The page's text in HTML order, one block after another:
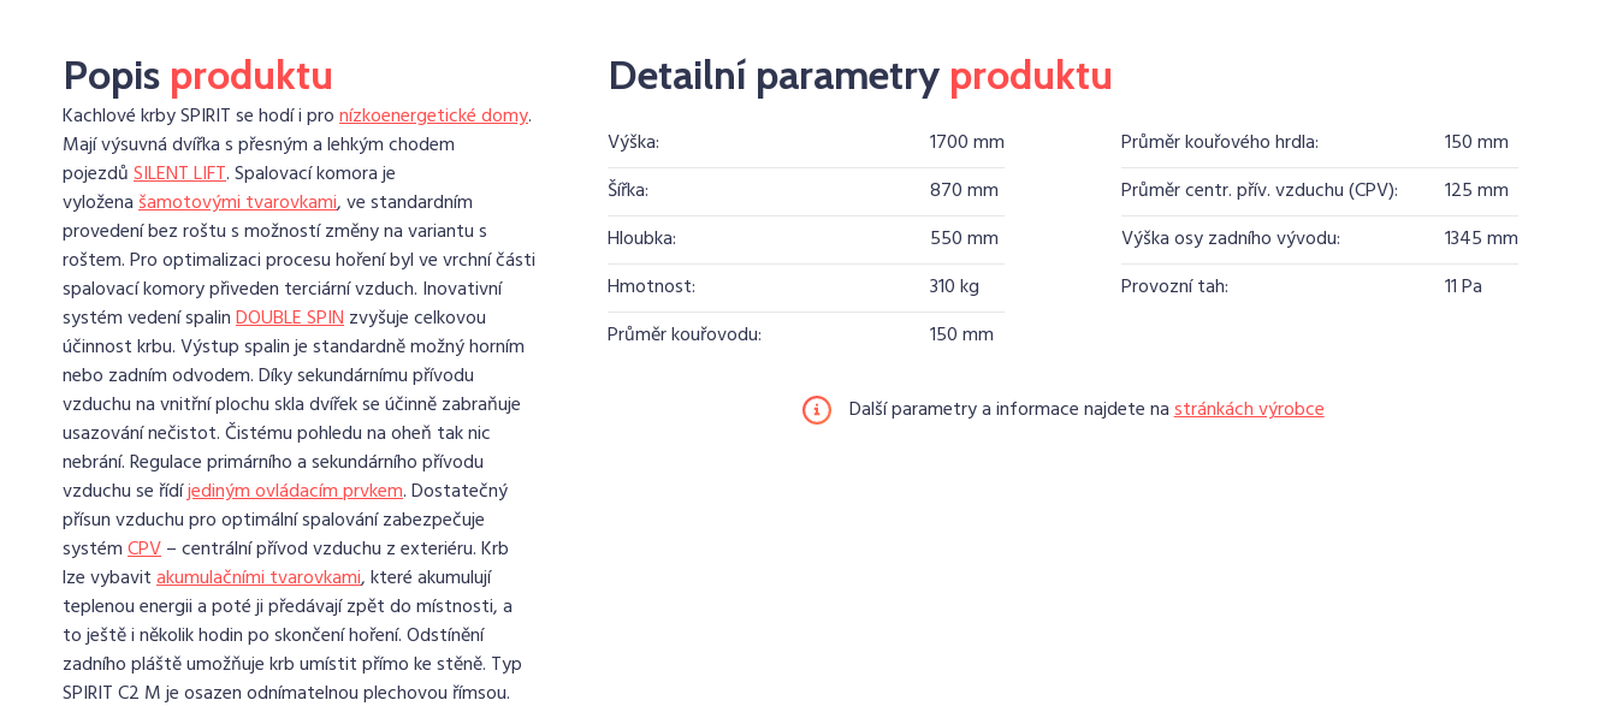
Popis produktu
Kachlové krby SPIRIT se hodí i pronízkoenergetické domy.
Mají výsuvná dvířka s přesným a lehkým chodem
pojezdůSILENT LIFT. Spalovací komora je
vyloženašamotovými tvarovkami, ve standardním
provedení bez roštu s možností změny na variantu s
roštem. Pro optimalizaci procesu hoření byl ve vrchní části
spalovací komory přiveden terciární vzduch. Inovativní
systém vedení spalinDOUBLE SPINzvyšuje celkovou
účinnost krbu. Výstup spalin je standardně možný horním
nebo zadním odvodem. Díky sekundárnímu přívodu
vzduchu na vnitřní plochu skla dvířek se účinně zabraňuje
usazování nečistot. Čistému pohledu na oheň tak nic
nebrání. Regulace primárního a sekundárního přívodu
vzduchu se řídíjediným ovládacím prvkem. Dostatečný
přísun vzduchu pro optimální spalování zabezpečuje
systémCPV– centrální přívod vzduchu z exteriéru. Krb
lze vybavitakumulačními tvarovkami, které akumulují
teplenou energii a poté ji předávají zpět do místnosti, a
to ještě i několik hodin po skončení hoření. Odstínění
zadního pláště umožňuje krb umístit přímo ke stěně. Typ
SPIRIT C2 M je osazen odnímatelnou plechovou římsou.
Detailní parametry produktu
Výška:
1700 mm
Šířka:
870 mm
Hloubka:
550 mm
Hmotnost:
310 kg
Průměr kouřovodu:
150 mm
Průměr kouřového hrdla:
150 mm
Průměr centr. přív. vzduchu (CPV):
125 mm
Výška osy zadního vývodu:
1345 mm
Provozní tah:
11 Pa
Další parametry a informace najdete nastránkách výrobce